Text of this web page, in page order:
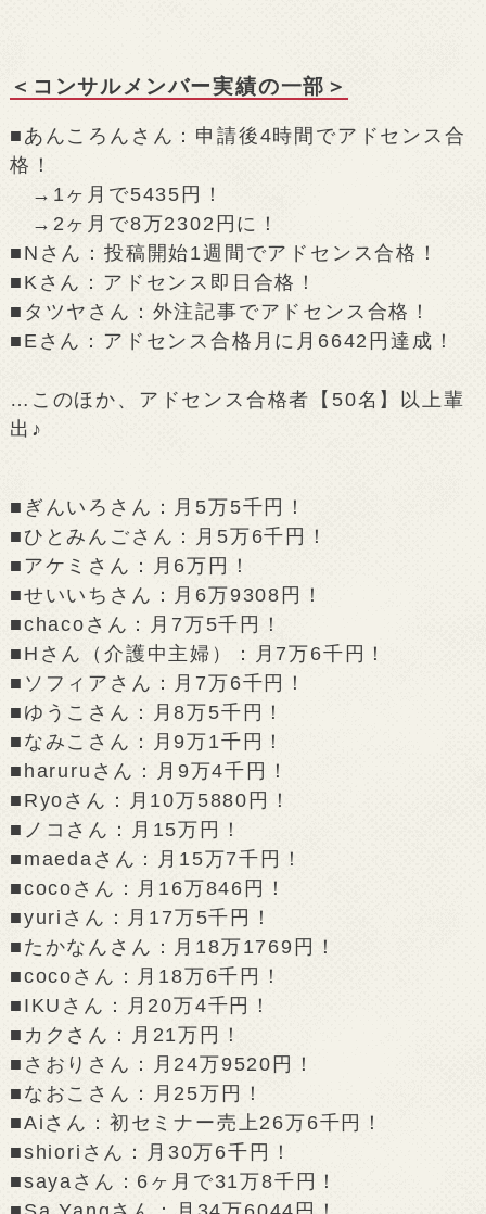
＜コンサルメンバー実績の一部＞
■あんころんさん：申請後4時間でアドセンス合
格！
→1ヶ月で5435円！
→2ヶ月で8万2302円に！
■Nさん：投稿開始1週間でアドセンス合格！
■Kさん：アドセンス即日合格！
■タツヤさん：外注記事でアドセンス合格！
■Eさん：アドセンス合格月に月6642円達成！
…このほか、アドセンス合格者【50名】以上輩
出♪
■ぎんいろさん：月5万5千円！
■ひとみんごさん：月5万6千円！
■アケミさん：月6万円！
■せいいちさん：月6万9308円！
■chacoさん：月7万5千円！
■Hさん（介護中主婦）：月7万6千円！
■ソフィアさん：月7万6千円！
■ゆうこさん：月8万5千円！
■なみこさん：月9万1千円！
■haruruさん：月9万4千円！
■Ryoさん：月10万5880円！
■ノコさん：月15万円！
■maedaさん：月15万7千円！
■cocoさん：月16万846円！
■yuriさん：月17万5千円！
■たかなんさん：月18万1769円！
■cocoさん：月18万6千円！
■IKUさん：月20万4千円！
■カクさん：月21万円！
■さおりさん：月24万9520円！
■なおこさん：月25万円！
■Aiさん：初セミナー売上26万6千円！
■shioriさん：月30万6千円！
■sayaさん：6ヶ月で31万8千円！